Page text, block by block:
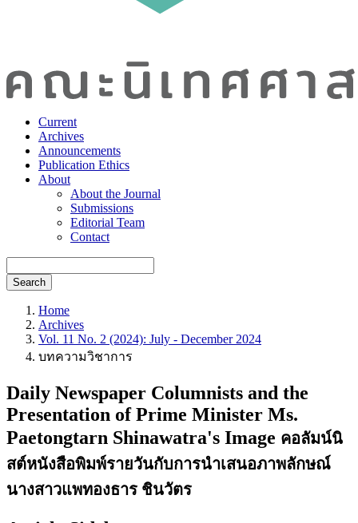
Current
Archives
Announcements
Publication Ethics
About
About the Journal
Submissions
Editorial Team
Contact
Search
Home
Archives
Vol. 11 No. 2 (2024): July - December 2024
บทความวิชาการ
Daily Newspaper Columnists and the
Presentation of Prime Minister Ms.
Paetongtarn Shinawatra's Image คอลัมน์นิ
สต์หนังสือพิมพ์รายวันกับการนำเสนอภาพลักษณ์
นางสาวแพทองธาร ชินวัตร